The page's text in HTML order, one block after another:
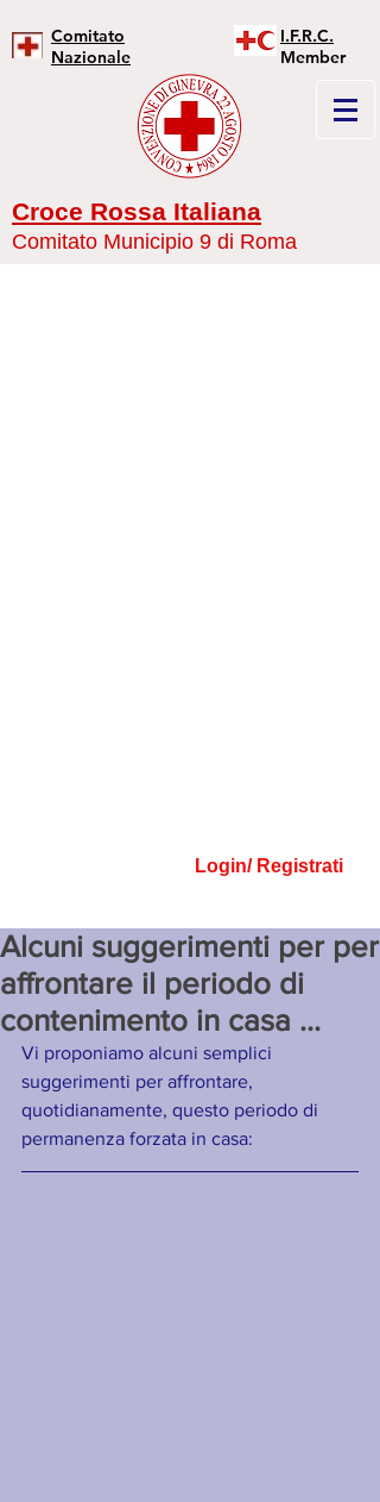
Comitato
Nazionale
I.F.R.C.
Member
Croce Rossa Italiana
Comitato Municipio 9 di Roma
Login/ Registrati
Alcuni suggerimenti per per
affrontare il periodo di
contenimento in casa ...
Vi proponiamo alcuni semplici
suggerimenti per affrontare,
quotidianamente, questo periodo di
permanenza forzata in casa: